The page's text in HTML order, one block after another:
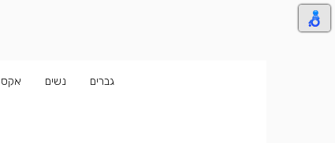
גברים נשים